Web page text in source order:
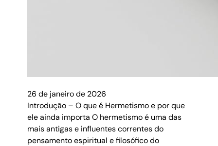
26 de janeiro de 2026
Introdução – O que é Hermetismo e por que
ele ainda importa O hermetismo é uma das
mais antigas e influentes correntes do
pensamento espiritual e filosófico do